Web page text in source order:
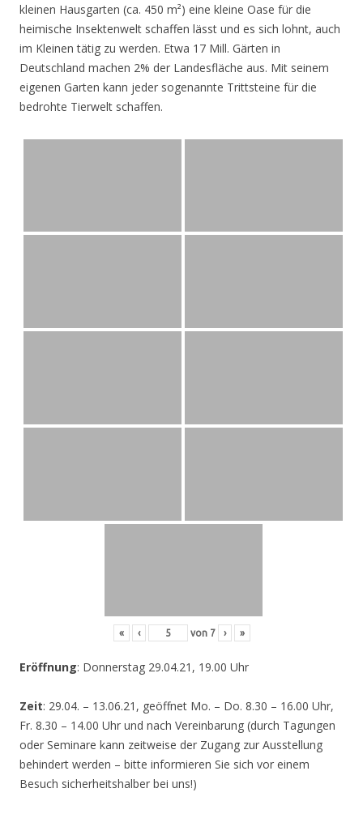
kleinen Hausgarten (ca. 450 m²) eine kleine Oase für die
heimische Insektenwelt schaffen lässt und es sich lohnt, auch
im Kleinen tätig zu werden. Etwa 17 Mill. Gärten in
Deutschland machen 2% der Landesfläche aus. Mit seinem
eigenen Garten kann jeder sogenannte Trittsteine für die
bedrohte Tierwelt schaffen.
« ‹ von 7 › »
Eröffnung: Donnerstag 29.04.21, 19.00 Uhr
Zeit: 29.04. – 13.06.21, geöffnet Mo. – Do. 8.30 – 16.00 Uhr,
Fr. 8.30 – 14.00 Uhr und nach Vereinbarung (durch Tagungen
oder Seminare kann zeitweise der Zugang zur Ausstellung
behindert werden – bitte informieren Sie sich vor einem
Besuch sicherheitshalber bei uns!)